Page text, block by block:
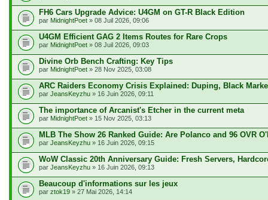
FH6 Cars Upgrade Advice: U4GM on GT-R Black Edition
par MidnightPoet » 08 Juil 2026, 09:06
U4GM Efficient GAG 2 Items Routes for Rare Crops
par MidnightPoet » 08 Juil 2026, 09:03
Divine Orb Bench Crafting: Key Tips
par MidnightPoet » 28 Nov 2025, 03:08
ARC Raiders Economy Crisis Explained: Duping, Black
par JeansKeyzhu » 16 Juin 2026, 09:11
The importance of Arcanist's Etcher in the current meta
par MidnightPoet » 15 Nov 2025, 03:13
MLB The Show 26 Ranked Guide: Are Polanco and 96 OVR
par JeansKeyzhu » 16 Juin 2026, 09:15
WoW Classic 20th Anniversary Guide: Fresh Servers,
par JeansKeyzhu » 16 Juin 2026, 09:13
Beaucoup d'informations sur les jeux
par ztok19 » 27 Mai 2026, 14:14